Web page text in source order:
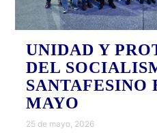
UNIDAD Y
DEL
SANTAFESINO
MAYO
25 de mayo, 2026